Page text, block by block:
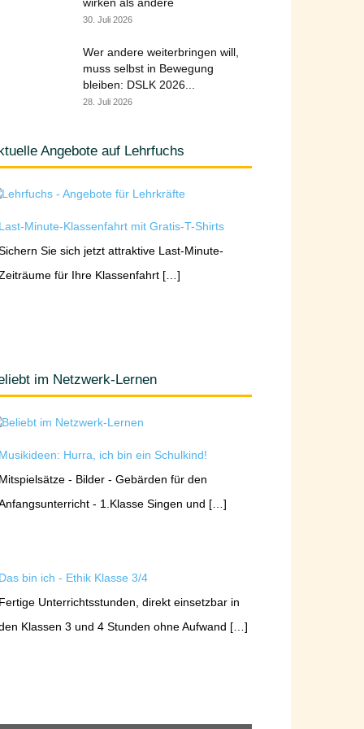
30. Juli 2026
Wer andere weiterbringen will,
muss selbst in Bewegung
bleiben: DSLK 2026...
28. Juli 2026
Angebote auf Lehrfuchs
Minute-Klassenfahrt mit Gratis-T-Shirts
Sie sich jetzt attraktive Last-Minute-
für Ihre Klassenfahrt […]
im Netzwerk-Lernen
Hurra, ich bin ein Schulkind!
- Bilder - Gebärden für den
- 1.Klasse Singen und […]
bin ich - Ethik Klasse 3/4
Unterrichtsstunden, direkt einsetzbar in
Klassen 3 und 4 Stunden ohne Aufwand […]